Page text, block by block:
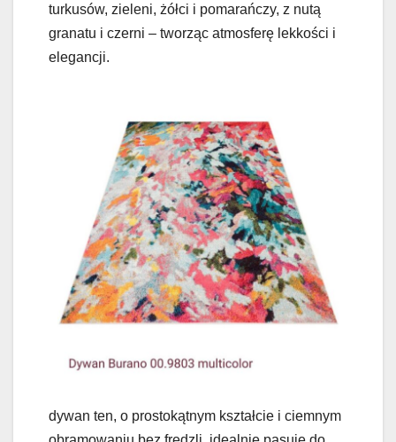
turkusów, zieleni, żółci i pomarańczy, z nutą
granatu i czerni – tworząc atmosferę lekkości i
elegancji.
dywan ten, o prostokątnym kształcie i ciemnym